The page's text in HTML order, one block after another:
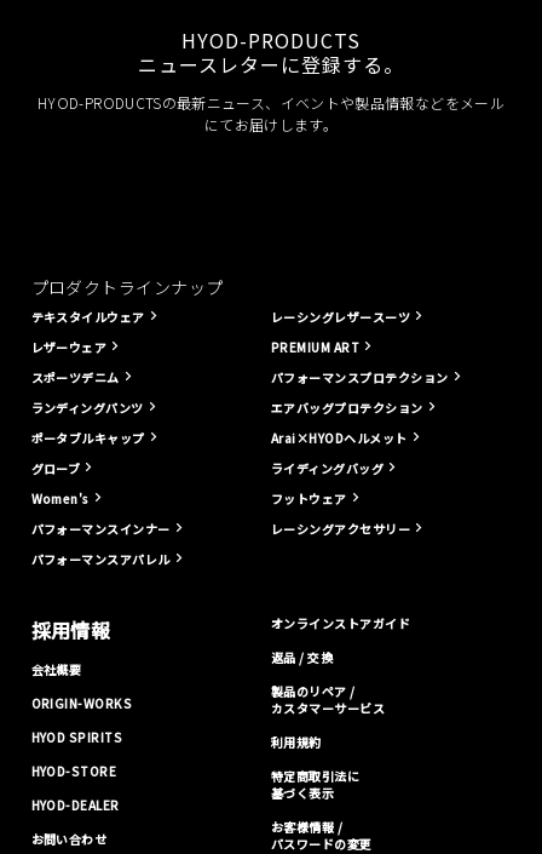
HYOD-PRODUCTS
ニュースレターに登録する。
HYOD-PRODUCTSの最新ニュース、イベントや製品情報などをメール
にてお届けします。
プロダクトラインナップ
テキスタイルウェア
レザーウェア
スポーツデニム
ランディングパンツ
ポータブルキャップ
グローブ
Women's
パフォーマンスインナー
パフォーマンスアパレル
レーシングレザースーツ
PREMIUM ART
パフォーマンスプロテクション
エアバッグプロテクション
Arai×HYODヘルメット
ライディングバッグ
フットウェア
レーシングアクセサリー
採用情報
会社概要
ORIGIN-WORKS
HYOD SPIRITS
HYOD-STORE
HYOD-DEALER
お問い合わせ
オンラインストアガイド
返品 / 交換
製品のリペア /
カスタマーサービス
利用規約
特定商取引法に
基づく表示
お客様情報 /
パスワードの変更